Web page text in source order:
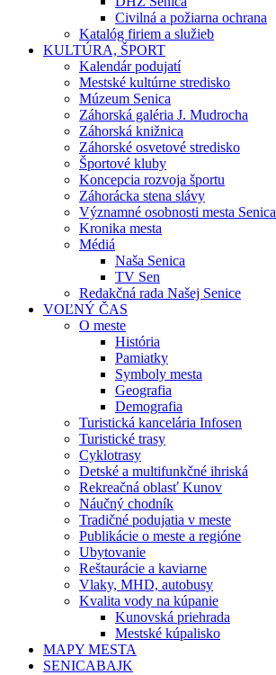
Civilná a požiarna ochrana
Katalóg firiem a služieb
KULTÚRA, ŠPORT
Kalendár podujatí
Mestské kultúrne stredisko
Múzeum Senica
Záhorská galéria J. Mudrocha
Záhorská knižnica
Záhorské osvetové stredisko
Športové kluby
Koncepcia rozvoja športu
Záhorácka stena slávy
Významné osobnosti mesta Senica
Kronika mesta
Médiá
Naša Senica
TV Sen
Redakčná rada Našej Senice
VOĽNÝ ČAS
O meste
História
Pamiatky
Symboly mesta
Geografia
Demografia
Turistická kancelária Infosen
Turistické trasy
Cyklotrasy
Detské a multifunkčné ihriská
Rekreačná oblasť Kunov
Náučný chodník
Tradičné podujatia v meste
Publikácie o meste a regióne
Ubytovanie
Reštaurácie a kaviarne
Vlaky, MHD, autobusy
Kvalita vody na kúpanie
Kunovská priehrada
Mestské kúpalisko
MAPY MESTA
SENICABAJK